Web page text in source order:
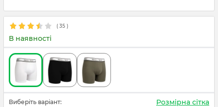
( 35 )
В наявності
Виберіть варіант: Розмірна сітка